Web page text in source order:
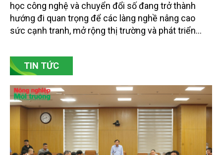
học công nghệ và chuyển đổi số đang trở thành
hướng đi quan trọng để các làng nghề nâng cao
sức cạnh tranh, mở rộng thị trường và phát triển
Bắc Ninh, nhiều nghệ nhân và cơ sở sản xuất đã
chủ động đổi mới tư duy, đầu tư công nghệ, xây
TIN TỨC